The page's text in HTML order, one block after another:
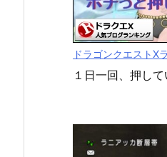
ドラゴンクエストX
１日一回、押し